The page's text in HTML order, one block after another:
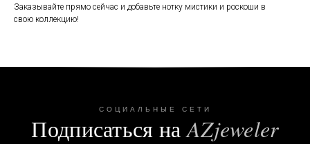
Заказывайте прямо сейчас и добавьте нотку мистики и роскоши в
свою коллекцию!
СОЦИАЛЬНЫЕ СЕТИ
Подписаться наAZjeweler